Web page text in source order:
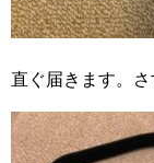
直ぐ届きます。